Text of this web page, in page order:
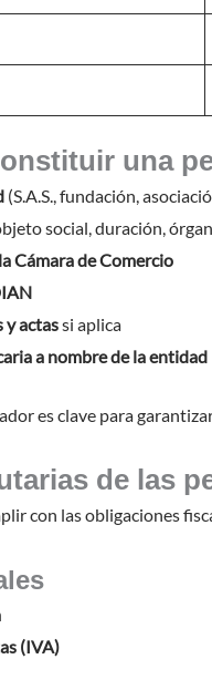
una
(S.A.S., fundación,
social, duración,
Cámara de Comercio
y actassi aplica
a nombre de la entidad
es clave para
de las
con las obligaciones
(IVA)